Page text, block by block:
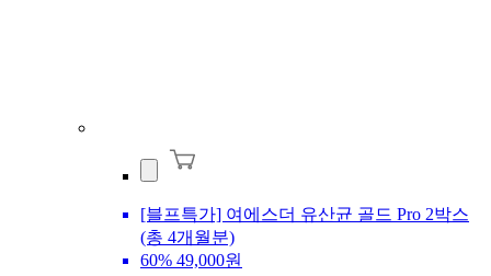
[블프특가] 여에스더 유산균 골드 Pro 2박스
(총 4개월분)
60% 49,000원